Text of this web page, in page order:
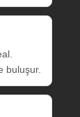
buluşur.